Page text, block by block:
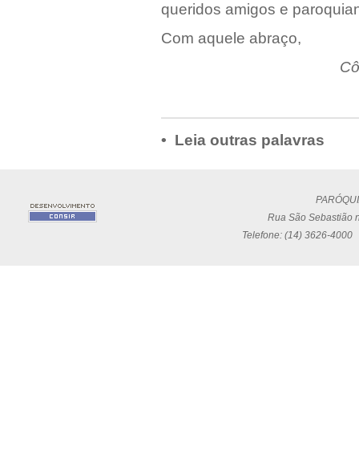
queridos amigos e
Com aquele abraço,
• Leia outras palavras
Rua São Sebastião
Telefone: (14) 3626-